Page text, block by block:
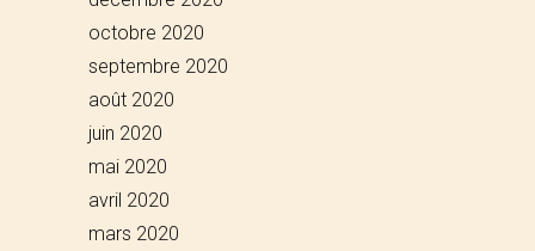
octobre 2020
septembre 2020
août 2020
juin 2020
mai 2020
avril 2020
mars 2020